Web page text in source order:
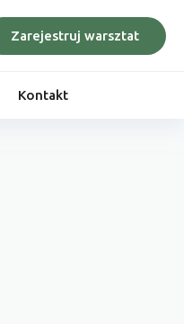
Zarejestruj warsztat
Kontakt